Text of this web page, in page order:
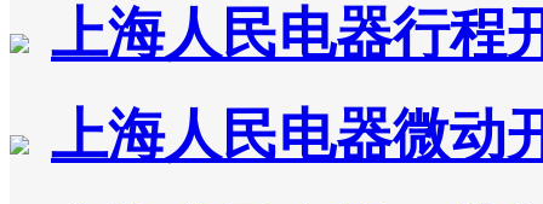
上海人民电器行程
上海人民电器微动